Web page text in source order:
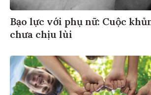
Bạo lực với phụ nữ: Cuộc
chưa chịu lùi